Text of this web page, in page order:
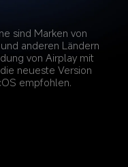
sind Marken von
anderen Ländern
von Airplay mit
neueste Version
empfohlen.